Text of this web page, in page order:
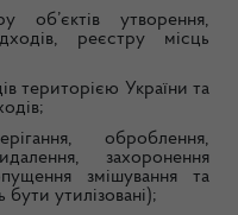
об’єктів утворення,
реєстру місць
територією України та
оброблення,
захоронення
змішування та
бути утилізовані);